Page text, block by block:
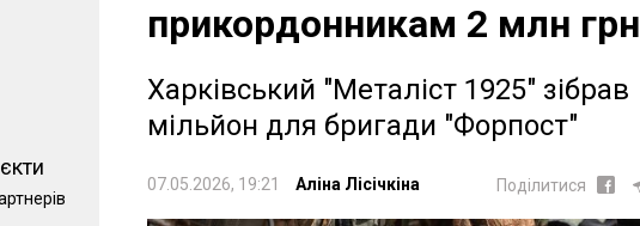
прикордонникам 2 млн грн
Харківський "Металіст 1925" зібрав
мільйон для бригади "Форпост"
07.05.2026, 19:21 Аліна Лісічкіна Поділитися